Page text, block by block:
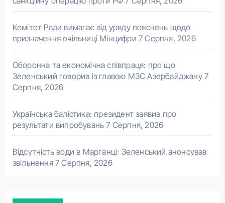
Комітет Ради вимагає від уряду пояснень щодо
призначення очільниці Мінцифри 7 Серпня, 2026
Оборонна та економічна співпраця: про що
Зеленський говорив із главою МЗС Азербайджану 7
Серпня, 2026
Українська балістика: президент заявив про
результати випробувань 7 Серпня, 2026
Відсутність води в Марганці: Зеленський анонсував
звільнення 7 Серпня, 2026